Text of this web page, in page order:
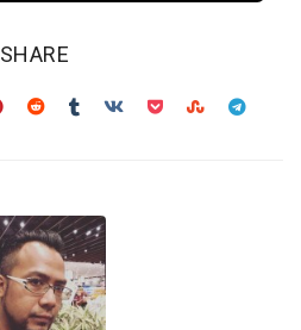
SHARE